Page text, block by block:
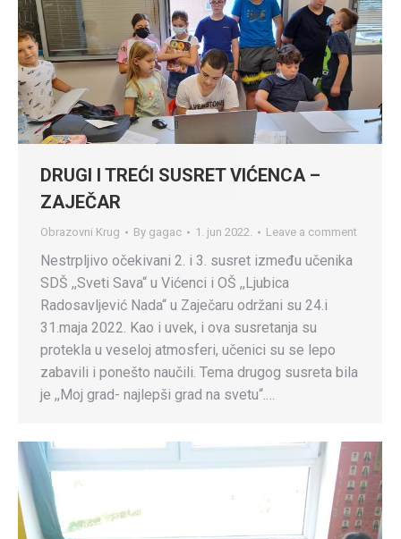
DRUGI I TREĆI SUSRET VIĆENCA –
ZAJEČAR
Obrazovni Krug By gagac 1. jun 2022. Leave a comment
Nestrpljivo očekivani 2. i 3. susret između učenika
SDŠ ,,Sveti Sava“ u Vićenci i OŠ ,,Ljubica
Radosavljević Nada“ u Zaječaru održani su 24.i
31.maja 2022. Kao i uvek, i ova susretanja su
protekla u veseloj atmosferi, učenici su se lepo
zabavili i ponešto naučili. Tema drugog susreta bila
je ,,Moj grad- najlepši grad na svetu“.…